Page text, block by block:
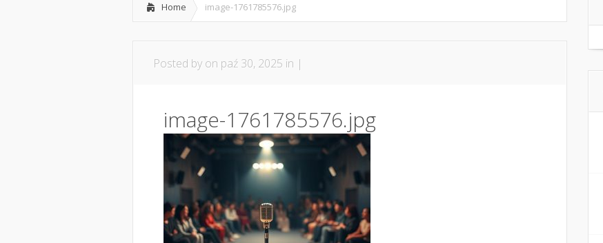
Home image-1761785576.jpg
Posted by on paź 30, 2025 in |
image-1761785576.jpg